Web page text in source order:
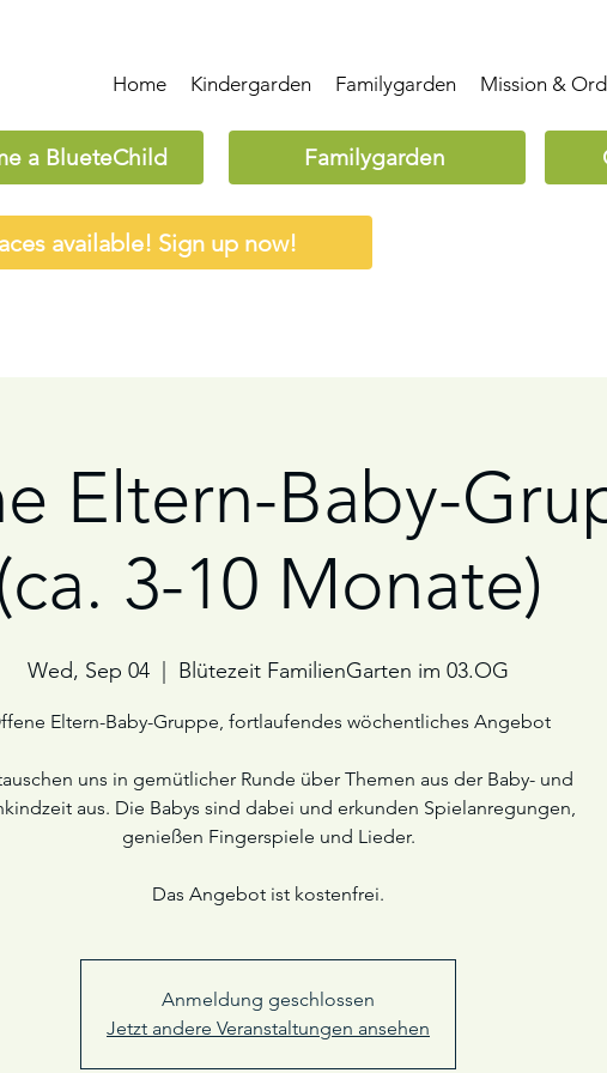
Home Kindergarden Familygarden Mission &
a BlueteChild Familygarden
available! Sign up now!
Eltern-Baby-
3-10 Monate)
Wed, Sep 04 Blütezeit FamilienGarten im 03.OG
Eltern-Baby-Gruppe, fortlaufendes wöchentliches Angebot
uns in gemütlicher Runde über Themen aus der Baby- und
aus. Die Babys sind dabei und erkunden Spielanregungen,
genießen Fingerspiele und Lieder.
Das Angebot ist kostenfrei.
Anmeldung geschlossen
Jetzt andere Veranstaltungen ansehen